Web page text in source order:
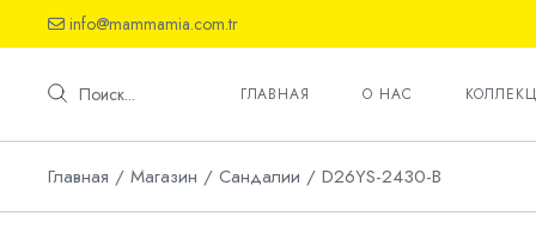
the
info@mammamia.com.tr
Поиск... ГЛАВНАЯ О НAC
Обувь
Главная
Магазин Сандалии D26YS-2430-B